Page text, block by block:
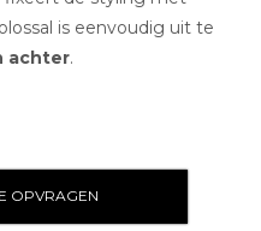
is eenvoudig uit te
achter.
OPVRAGEN